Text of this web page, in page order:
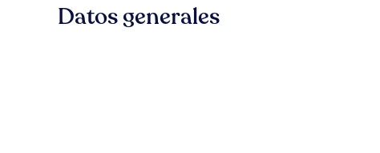
Datos generales